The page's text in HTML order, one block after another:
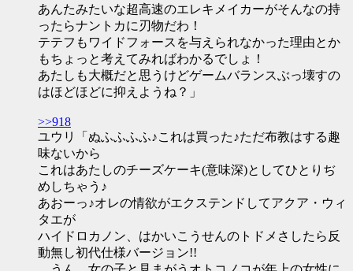
あんたみたいな超高速のエレキメイカーがそんなの持
ったらナントカに刃物だわ！
テテフもワイドフォースを与えられなかった理由とか
もちょっと考えてみればわかるでしょ！
あたしも大概だと思うけどゲームバランスぶっ壊すの
はほどほどに抑えようね？」
>>918
ユウリ「ぬふふふふ♪これは買った♪ただ布教はする趣
味ないから
これはあたしのチーズケーキ(意味深)としてひとりぢ
めしちゃう♪
あおーっ♪オレの情欲がエクステンドしてアクア・ウィ
タエが
ハイドロカノン、はかいこうせんのトドメさしたら反
動無し初代仕様バージョン!!